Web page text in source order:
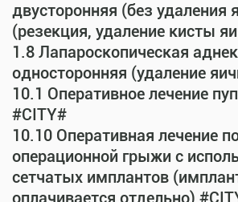
двусторонняя (без удаления
(резекция, удаление кисты
1.8 Лапароскопическая
односторонняя (удаление
10.1 Оперативное лечение
#CITY#
10.10 Оперативная лечение
операционной грыжи с
сетчатых имплантов
оплачивается отдельно)